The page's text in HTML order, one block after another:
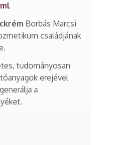
Borbás Marcsi
családjának
tudományosan
erejével
a